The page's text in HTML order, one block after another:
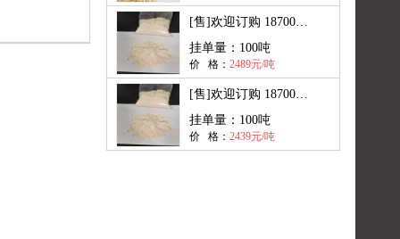
[售]欢迎订购 18700849052
挂单量： 100吨
价 格： 2489元/吨
[售]欢迎订购 18700849052
挂单量： 100吨
价 格： 2439元/吨